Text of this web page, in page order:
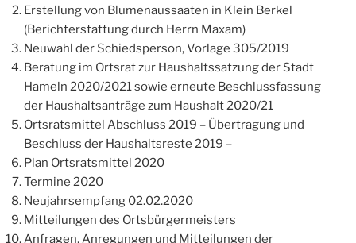
Erstellung von Blumenaussaaten in Klein Berkel
(Berichterstattung durch Herrn Maxam)
Neuwahl der Schiedsperson, Vorlage 305/2019
Beratung im Ortsrat zur Haushaltssatzung der Stadt
Hameln 2020/2021 sowie erneute Beschlussfassung
der Haushaltsanträge zum Haushalt 2020/21
Ortsratsmittel Abschluss 2019 – Übertragung und
Beschluss der Haushaltsreste 2019 –
Plan Ortsratsmittel 2020
Termine 2020
Neujahrsempfang 02.02.2020
Mitteilungen des Ortsbürgermeisters
Anfragen, Anregungen und Mitteilungen der